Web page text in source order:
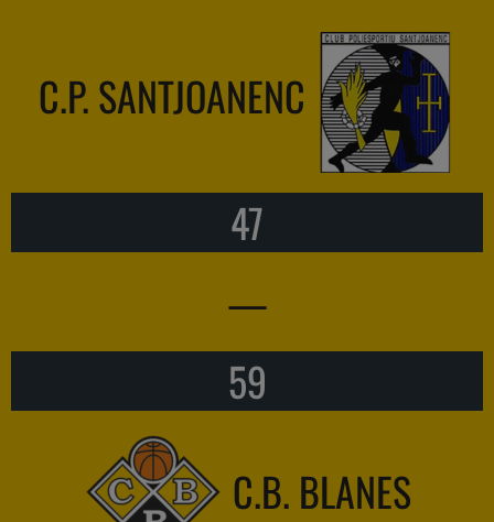
C.P. SANTJOANENC
47
—
59
C.B. BLANES